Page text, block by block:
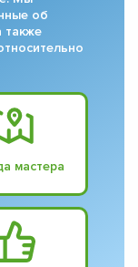
об
также
мастера